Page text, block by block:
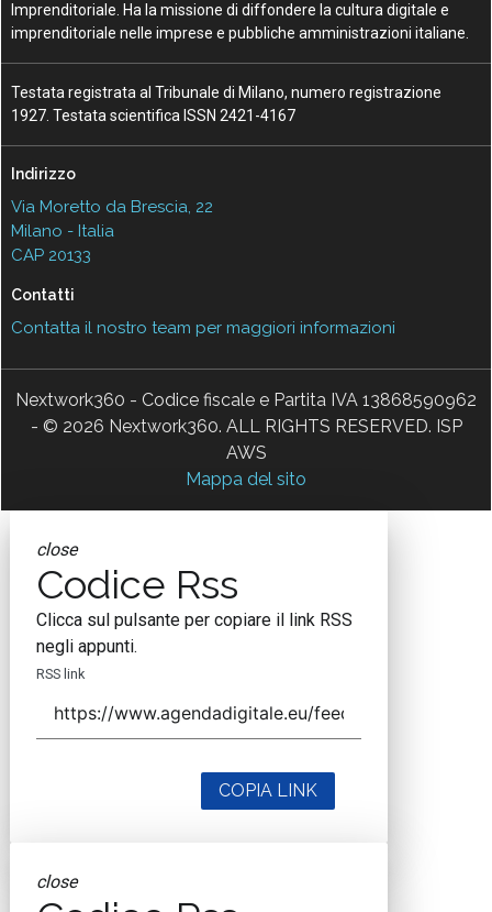
Imprenditoriale. Ha la missione di diffondere la cultura digitale e
imprenditoriale nelle imprese e pubbliche amministrazioni italiane.
Testata registrata al Tribunale di Milano, numero registrazione
1927. Testata scientifica ISSN 2421-4167
Indirizzo
Via Moretto da Brescia, 22
Milano - Italia
CAP 20133
Contatti
Contatta il nostro team per maggiori informazioni
Nextwork360 - Codice fiscale e Partita IVA 13868590962
- © 2026 Nextwork360. ALL RIGHTS RESERVED. ISP
AWS
Mappa del sito
close
Codice Rss
Clicca sul pulsante per copiare il link RSS
negli appunti.
RSS link
COPIA LINK
close